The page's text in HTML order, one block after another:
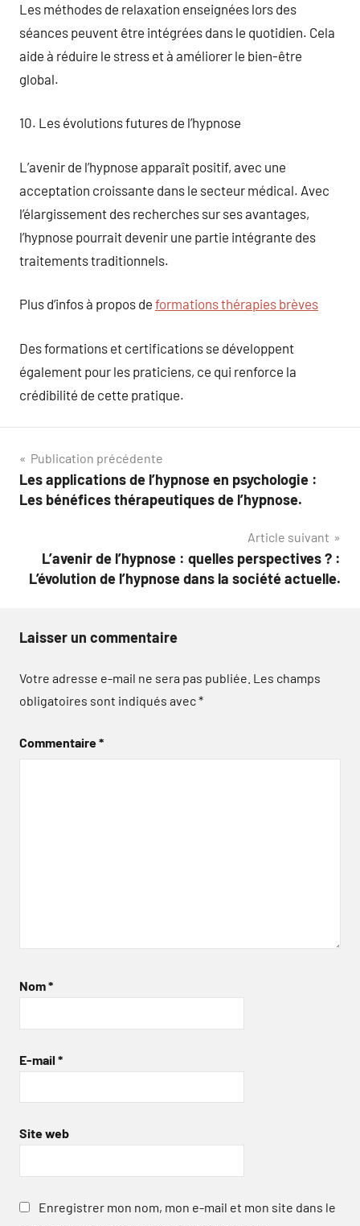
Les méthodes de relaxation enseignées lors des
séances peuvent être intégrées dans le quotidien. Cela
aide à réduire le stress et à améliorer le bien-être
global.
10. Les évolutions futures de l’hypnose
L’avenir de l’hypnose apparaît positif, avec une
acceptation croissante dans le secteur médical. Avec
l’élargissement des recherches sur ses avantages,
l’hypnose pourrait devenir une partie intégrante des
traitements traditionnels.
Plus d’infos à propos de formations thérapies brèves
Des formations et certifications se développent
également pour les praticiens, ce qui renforce la
crédibilité de cette pratique.
Navigation
de
Publication précédente
Les applications de l’hypnose en psychologie :
Les bénéfices thérapeutiques de l’hypnose.
Article suivant
L’avenir de l’hypnose : quelles perspectives ? :
L’évolution de l’hypnose dans la société actuelle.
Laisser un commentaire
Votre adresse e-mail ne sera pas publiée. Les champs
obligatoires sont indiqués avec*
Commentaire*
Nom*
E-mail *
Site web
Enregistrer mon nom, mon e-mail et mon site dans le